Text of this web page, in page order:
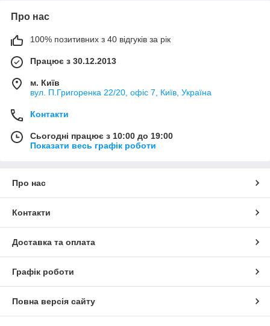
Про нас
100% позитивних з 40 відгуків за рік
Працює з 30.12.2013
м. Київ
вул. П.Григоренка 22/20, офіс 7, Київ, Україна
Контакти
Сьогодні працює з 10:00 до 19:00
Показати весь графік роботи
Про нас
Контакти
Доставка та оплата
Графік роботи
Повна версія сайту